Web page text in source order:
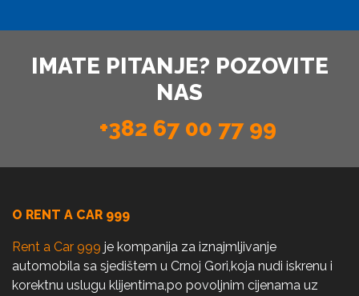
IMATE PITANJE? POZOVITE
NAS
+382 67 00 77 99
O RENT A CAR 999
Rent a Car 999 je kompanija za iznajmljivanje
automobila sa sjedištem u Crnoj Gori,koja nudi iskrenu i
korektnu uslugu klijentima,po povoljnim cijenama uz